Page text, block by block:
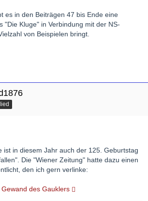
es in den Beiträgen 47 bis Ende eine
"Die Kluge" in Verbindung mit der NS-
von Beispielen bringt.
ist in diesem Jahr auch der 125. Geburtstag
Die "Wiener Zeitung" hatte dazu einen
den ich gern verlinke:
des Gauklers